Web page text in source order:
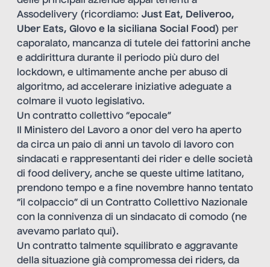
Assodelivery (ricordiamo: Just Eat, Deliveroo,
Uber Eats, Glovo e la siciliana Social Food) per
caporalato, mancanza di tutele dei fattorini anche
e addirittura durante il periodo più duro del
lockdown, e ultimamente anche per abuso di
algoritmo, ad accelerare iniziative adeguate a
colmare il vuoto legislativo.
Un contratto collettivo “epocale”
Il Ministero del Lavoro a onor del vero ha aperto
da circa un paio di anni un tavolo di lavoro con
sindacati e rappresentanti dei rider e delle società
di food delivery, anche se queste ultime latitano,
prendono tempo e a fine novembre hanno tentato
“il colpaccio” di un Contratto Collettivo Nazionale
con la connivenza di un sindacato di comodo (ne
avevamo parlato qui).
Un contratto talmente squilibrato e aggravante
della situazione già compromessa dei riders, da